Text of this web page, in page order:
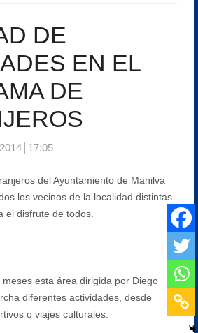
DE
EN EL
DE
17:05
del Ayuntamiento de Manilva
los vecinos de la localidad distintas
el disfrute de todos.
esta área dirigida por Diego
diferentes actividades, desde
o viajes culturales.